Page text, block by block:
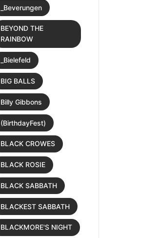
_Beverungen
BEYOND THE
RAINBOW
_Bielefeld
BIG BALLS
Billy Gibbons
(BirthdayFest)
BLACK CROWES
BLACK ROSIE
BLACK SABBATH
BLACKEST SABBATH
BLACKMORE'S NIGHT